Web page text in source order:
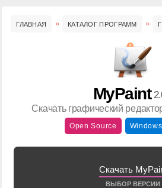
ГЛАВНАЯ КАТАЛОГ ПРОГРАММ
MyPaint
Скачать графический
Open Source Windows
Скачать
ВЫБОР ВЕРСИИ